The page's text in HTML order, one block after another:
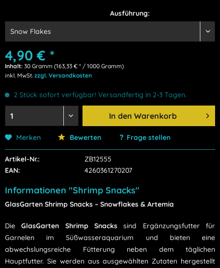
Ausführung:
4,90 € *
Inhalt: 30 Gramm (163,33 € * / 1000 Gramm)
inkl. MwSt. zzgl. Versandkosten
2 Stück sofort verfügbar! Versandfertig in 2-3 Tagen.
In den Warenkorb
Merken Bewerten Frage stellen
Artikel-Nr.:
ZB12555
EAN:
4260361270207
Informationen "Shrimp Snacks"
GlasGarten Shrimp Snacks – Snowflakes & Artemia
DieGlasGarten Shrimp Snacks sind Ergänzungsfutter für
Garnelen im Süßwasseraquarium und bieten eine
abwechslungsreiche Fütterung neben dem täglichen
Hauptfutter. Sie werden aus ausgewählten Zutaten hergestellt